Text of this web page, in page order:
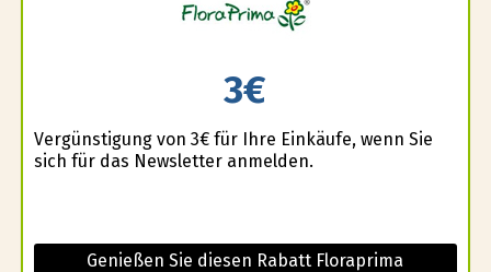
3€
Vergünstigung von 3€ für Ihre Einkäufe, wenn Sie
sich für das Newsletter anmelden.
Genießen Sie diesen Rabatt Floraprima